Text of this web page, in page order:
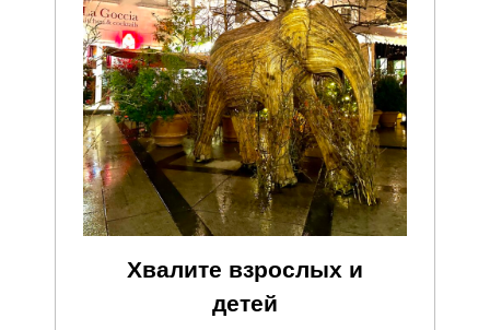
Хвалите взрослых и
детей